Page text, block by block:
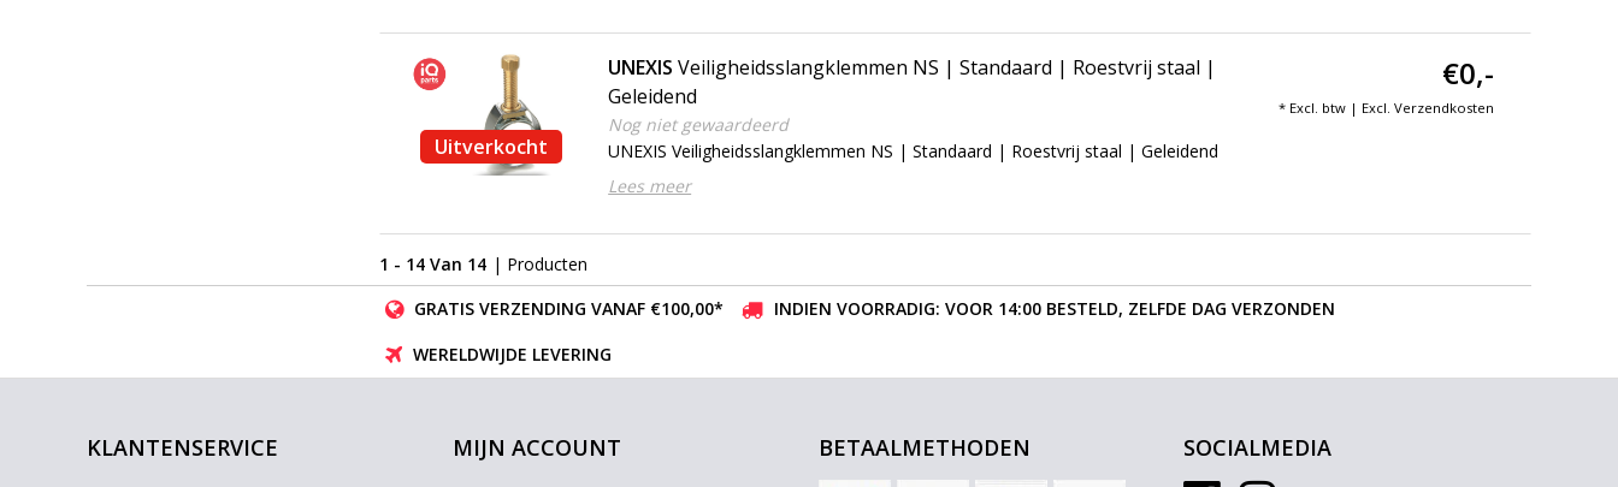
Uitverkocht
UNEXIS Veiligheidsslangklemmen NS | Standaard | Roestvrij staal |
Geleidend
Nog niet gewaardeerd
UNEXIS Veiligheidsslangklemmen NS | Standaard | Roestvrij staal | Geleidend
Lees meer
€0,-
* Excl. btw | Excl. Verzendkosten
1 - 14 Van 14 | Producten
GRATIS VERZENDING VANAF €100,00*
INDIEN VOORRADIG: VOOR 14:00 BESTELD, ZELFDE DAG VERZONDEN
WERELDWIJDE LEVERING
KLANTENSERVICE MIJN ACCOUNT BETAALMETHODEN SOCIALMEDIA